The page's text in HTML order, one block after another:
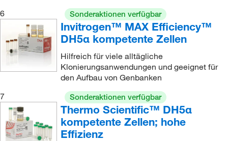
6
Sonderaktionen verfügbar
Invitrogen™ MAX Efficiency™
DH5α kompetente Zellen
Hilfreich für viele alltägliche
Klonierungsanwendungen und geeignet für
den Aufbau von Genbanken
7
Sonderaktionen verfügbar
Thermo Scientific™ DH5α
kompetente Zellen; hohe
Effizienz